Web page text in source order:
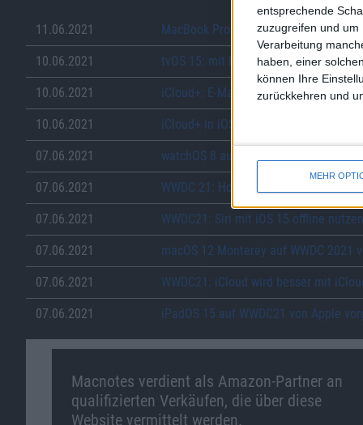
entsprechende
zuzugreifen und um
Verarbeitung
haben, einer
können Ihre
zurückkehren und
MEHR
11.06.2021 MacBook Pro M1X: Verspätungen &
10.06.2021 tvOS 15: mit Face ID oder Touch ID
10.06.2021 iCloud+: E-Mails mit eigener Domain
10.06.2021 iCloud+ in iOS 15: Privatsphäre-
07.06.2021 watchOS 8 auf WWDC 2021 von Apple
07.06.2021 WWDC 21: HomeKit und Smart Home
07.06.2021 WWDC21: Siri mit iOS 15 offline
07.06.2021 macOS 12 Monterey auf WWDC 2021
07.06.2021 WWDC21: iCloud wird besser mit
07.06.2021 iPadOS 15 auf WWDC21 von Apple
Macnotes verdient als Amazon-Partner an
qualifizierten Verkäufen, die über diese
Website vermittelt werden.